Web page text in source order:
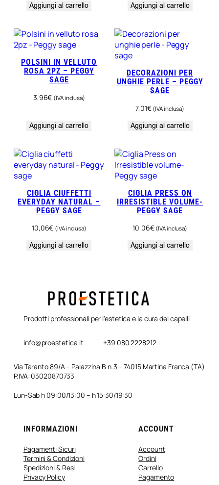
Aggiungi al carrello Aggiungi al carrello
POLSINI IN VELLUTO
ROSA 2PZ – PEGGY
SAGE
3,96€ (IVA inclusa)
Aggiungi al carrello
DECORAZIONI PER
UNGHIE PERLE – PEGGY
SAGE
7,01€ (IVA inclusa)
Aggiungi al carrello
CIGLIA CIUFFETTI
EVERYDAY NATURAL –
PEGGY SAGE
10,06€ (IVA inclusa)
Aggiungi al carrello
CIGLIA PRESS ON
IRRESISTIBLE VOLUME-
PEGGY SAGE
10,06€ (IVA inclusa)
Aggiungi al carrello
Prodotti professionali per l'estetica e la cura dei capelli
info@proestetica.it +39 080 2228212
Via Taranto 89/A – Palazzina B n.3 – 74015 Martina Franca (TA)
P.IVA: 03020870733
Lun-Sab h 09:00/13:00 – h 15:30/19:30
INFORMAZIONI
Pagamenti Sicuri
Termini & Condizioni
Spedizioni & Resi
Privacy Policy
ACCOUNT
Account
Ordini
Carrello
Pagamento